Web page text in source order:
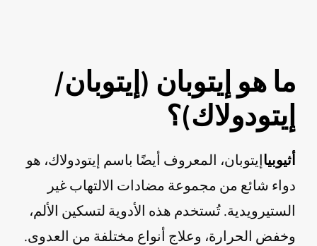
ما هو إيتوبان (إيتوبان/
إيتودولاك)؟
أثيوبياإيتوبان، المعروف أيضًا باسم إيتودولاك، هو
دواء شائع من مجموعة مضادات الالتهاب غير
الستيرويدية. تُستخدم هذه الأدوية لتسكين الألم،
وخفض الحرارة، وعلاج أنواع مختلفة من العدوى.